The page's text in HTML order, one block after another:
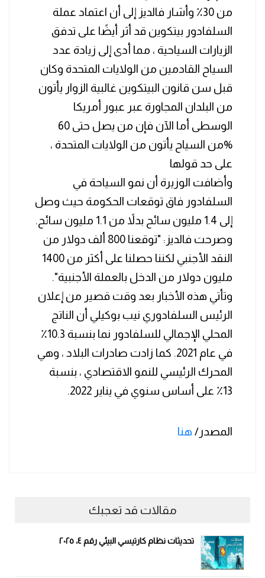
من 30٪ وأشار فالديز إلى أن اعتماد عملة
السلفادور بيتكوين قد أثر أيضًا على تدفق
الزيارات السياحية ، مما أدى إلى زيادة عدد
السياح القادمين من الولايات المتحدة وكان
قبل سن قانون البيتكوين غالبية الزوار يأتون
من البلدان المجاورة عبر عبور أمريكا
الوسطى أما الآن فإن من يصل حتى 60
%من السياح يأتون من الولايات المتحدة ،
على حد قولها
وأضافت الوزيرة أن نمو السياحة في
السلفادور فاق توقعات الحكومة حيث وصل
إلى 1.4 مليون سائح بدلاً من 1.1 مليون سائح.
وصرحت فالديز: "توقعنا 800 ألف دولار من
النقد الأجنبي لكننا حصلنا على أكثر من 1400
مليون دولار من الدخل بالعملة الأجنبية".
وتأتي هذه الأخبار بعد وقت قصير من إعلان
الرئيس السلفادوري نيب بوكيلي أن الناتج
المحلي الإجمالي للسلفادور نما بنسبة 10.3٪
في عام 2021. كما زادت صادرات البلاد ، وهي
المحرك الرئيسي للنمو الاقتصادي ، بنسبة
13٪ على أساس سنوي في يناير 2022.
المصدر/ هنا
مقالات قد تعجبك
تحديثات نظام كارتيسي البيئي رقم ٤، ٢٠٢٥